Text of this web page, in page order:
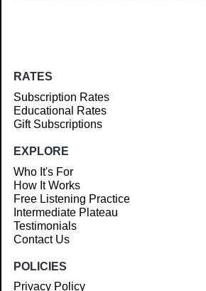
RATES
Subscription Rates
Educational Rates
Gift Subscriptions
EXPLORE
Who It's For
How It Works
Free Listening Practice
Intermediate Plateau
Testimonials
Contact Us
POLICIES
Privacy Policy